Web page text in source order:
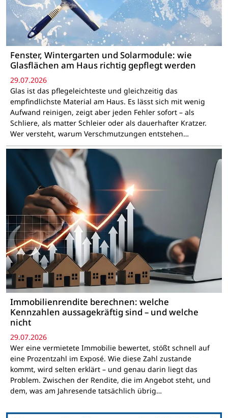
Fenster, Wintergarten und Solarmodule: wie
Glasflächen am Haus richtig gepflegt werden
29.07.2026
Glas ist das pflegeleichteste und gleichzeitig das
empfindlichste Material am Haus. Es lässt sich mit wenig
Aufwand reinigen, zeigt aber jeden Fehler sofort – als
Schliere, als matter Schleier oder als dauerhafter Kratzer.
Wer versteht, warum Verschmutzungen entstehen…
Immobilienrendite berechnen: welche
Kennzahlen aussagekräftig sind – und welche
nicht
29.07.2026
Wer eine vermietete Immobilie bewertet, stößt schnell auf
eine Prozentzahl im Exposé. Wie diese Zahl zustande
kommt, wird selten erklärt – und genau darin liegt das
Problem. Zwischen der Rendite, die im Angebot steht, und
dem, was am Jahresende tatsächlich übrig…